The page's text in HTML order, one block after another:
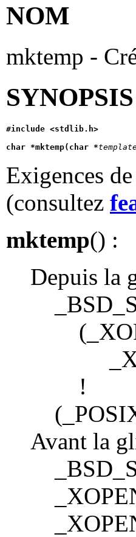
NOM
mktemp -
SYNOPSIS
#include <stdlib.h>
char *mktemp(char *
Exigences
(consultez
mktemp() :
Depuis la
!
Avant la